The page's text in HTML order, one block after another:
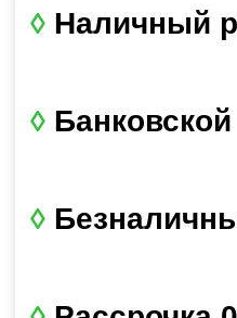
этапы монтажа
варианты сборки
2
3